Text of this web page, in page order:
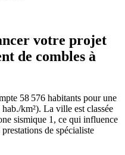
votre projet
de combles à
58 576 habitants pour une
km²). La ville est classée
sismique 1, ce qui influence
de spécialiste